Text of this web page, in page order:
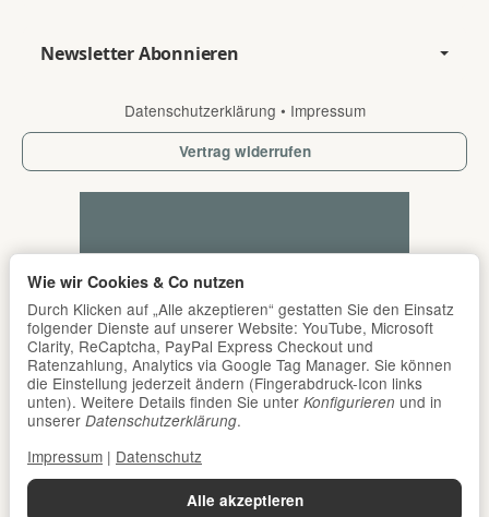
Newsletter Abonnieren
Datenschutzerklärung • Impressum
Vertrag widerrufen
Alle akzeptieren
Wie wir Cookies & Co nutzen
Durch Klicken auf „Alle akzeptieren“ gestatten Sie den Einsatz
folgender Dienste auf unserer Website: YouTube, Microsoft
Clarity, ReCaptcha, PayPal Express Checkout und
Ratenzahlung, Analytics via Google Tag Manager. Sie können
die Einstellung jederzeit ändern (Fingerabdruck-Icon links
unten). Weitere Details finden Sie unter Konfigurieren und in
unserer Datenschutzerklärung.
Impressum | Datenschutz